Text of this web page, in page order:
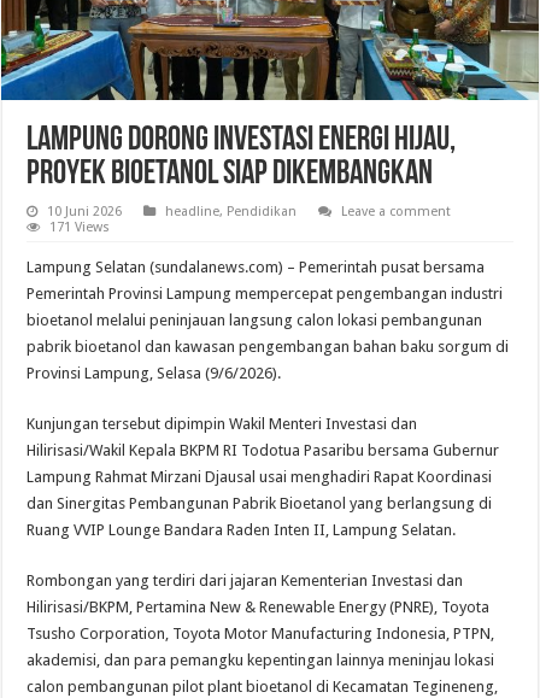
Lampung Dorong Investasi Energi Hijau,
Proyek Bioetanol Siap Dikembangkan
10 Juni 2026 headline, Pendidikan
Leave a comment
171 Views
Lampung Selatan (sundalanews.com) – Pemerintah pusat bersama
Pemerintah Provinsi Lampung mempercepat pengembangan industri
bioetanol melalui peninjauan langsung calon lokasi pembangunan
pabrik bioetanol dan kawasan pengembangan bahan baku sorgum di
Provinsi Lampung, Selasa (9/6/2026).
Kunjungan tersebut dipimpin Wakil Menteri Investasi dan
Hilirisasi/Wakil Kepala BKPM RI Todotua Pasaribu bersama Gubernur
Lampung Rahmat Mirzani Djausal usai menghadiri Rapat Koordinasi
dan Sinergitas Pembangunan Pabrik Bioetanol yang berlangsung di
Ruang VVIP Lounge Bandara Raden Inten II, Lampung Selatan.
Rombongan yang terdiri dari jajaran Kementerian Investasi dan
Hilirisasi/BKPM, Pertamina New & Renewable Energy (PNRE), Toyota
Tsusho Corporation, Toyota Motor Manufacturing Indonesia, PTPN,
akademisi, dan para pemangku kepentingan lainnya meninjau lokasi
calon pembangunan pilot plant bioetanol di Kecamatan Tegineneng,